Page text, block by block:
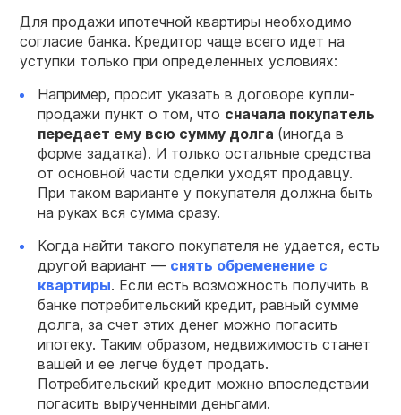
Для продажи ипотечной квартиры необходимо
согласие банка. Кредитор чаще всего идет на
уступки только при определенных условиях:
Например, просит указать в договоре купли-
продажи пункт о том, что сначала покупатель
передает ему всю сумму долга (иногда в
форме задатка). И только остальные средства
от основной части сделки уходят продавцу.
При таком варианте у покупателя должна быть
на руках вся сумма сразу.
Когда найти такого покупателя не удается, есть
другой вариант — снять обременение с
квартиры. Если есть возможность получить в
банке потребительский кредит, равный сумме
долга, за счет этих денег можно погасить
ипотеку. Таким образом, недвижимость станет
вашей и ее легче будет продать.
Потребительский кредит можно впоследствии
погасить вырученными деньгами.